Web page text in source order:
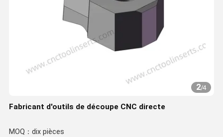
2/4
Fabricant d'outils de découpe CNC directe
MOQ：dix pièces